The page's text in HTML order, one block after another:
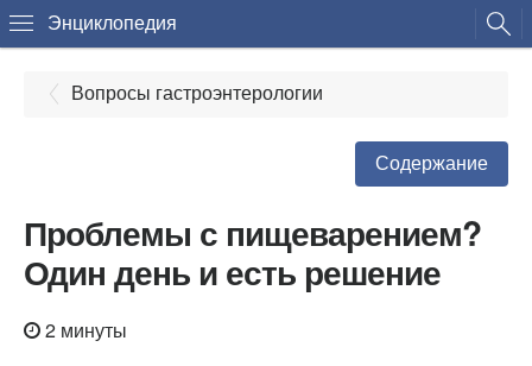
Энциклопедия
Вопросы гастроэнтерологии
Содержание
Проблемы с пищеварением?
Один день и есть решение
2 минуты